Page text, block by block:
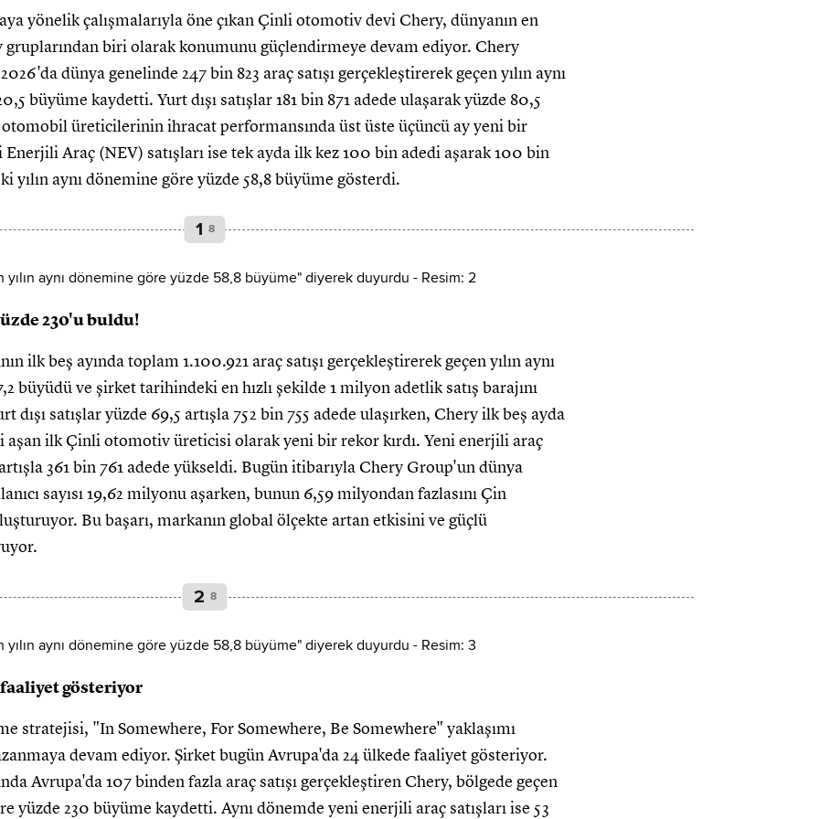
yönelik çalışmalarıyla öne çıkan Çinli otomotiv devi Chery, dünyanın en
gruplarından biri olarak konumunu güçlendirmeye devam ediyor. Chery
dünya genelinde 247 bin 823 araç satışı gerçekleştirerek geçen yılın aynı
büyüme kaydetti. Yurt dışı satışlar 181 bin 871 adede ulaşarak yüzde 80,5
üreticilerinin ihracat performansında üst üste üçüncü ay yeni bir
Enerjili Araç (NEV) satışları ise tek ayda ilk kez 100 bin adedi aşarak 100 bin
yılın aynı dönemine göre yüzde 58,8 büyüme gösterdi.
1 8
230'u buldu!
ilk beş ayında toplam 1.100.921 araç satışı gerçekleştirerek geçen yılın aynı
büyüdü ve şirket tarihindeki en hızlı şekilde 1 milyon adetlik satış barajını
dışı satışlar yüzde 69,5 artışla 752 bin 755 adede ulaşırken, Chery ilk beş ayda
ilk Çinli otomotiv üreticisi olarak yeni bir rekor kırdı. Yeni enerjili araç
artışla 361 bin 761 adede yükseldi. Bugün itibarıyla Chery Group'un dünya
sayısı 19,62 milyonu aşarken, bunun 6,59 milyondan fazlasını Çin
Bu başarı, markanın global ölçekte artan etkisini ve güçlü
2 8
gösteriyor
stratejisi, "In Somewhere, For Somewhere, Be Somewhere" yaklaşımı
devam ediyor. Şirket bugün Avrupa'da 24 ülkede faaliyet gösteriyor.
Avrupa'da 107 binden fazla araç satışı gerçekleştiren Chery, bölgede geçen
yüzde 230 büyüme kaydetti. Aynı dönemde yeni enerjili araç satışları ise 53